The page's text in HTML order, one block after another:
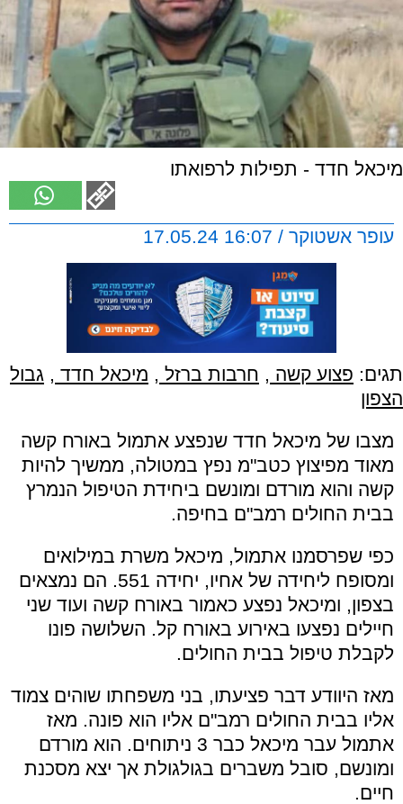
מיכאל חדד - תפילות לרפואתו
עופר אשטוקר / 16:07 17.05.24
תגים: פצוע קשה , חרבות ברזל , מיכאל חדד , גבול
הצפון
מצבו של מיכאל חדד שנפצע אתמול באורח קשה
מאוד מפיצוץ כטב"מ נפץ במטולה, ממשיך להיות
קשה והוא מורדם ומונשם ביחידת הטיפול הנמרץ
בבית החולים רמב"ם בחיפה.
כפי שפרסמנו אתמול, מיכאל משרת במילואים
ומסופח ליחידה של אחיו, יחידה 551. הם נמצאים
בצפון, ומיכאל נפצע כאמור באורח קשה ועוד שני
חיילים נפצעו באירוע באורח קל. השלושה פונו
לקבלת טיפול בבית החולים.
מאז היוודע דבר פציעתו, בני משפחתו שוהים צמוד
אליו בבית החולים רמב"ם אליו הוא פונה. מאז
אתמול עבר מיכאל כבר 3 ניתוחים. הוא מורדם
ומונשם, סובל משברים בגולגולת אך יצא מסכנת
חיים.